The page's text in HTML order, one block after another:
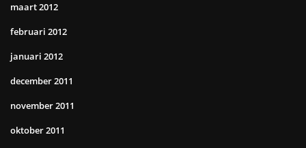
maart 2012
februari 2012
januari 2012
december 2011
november 2011
oktober 2011